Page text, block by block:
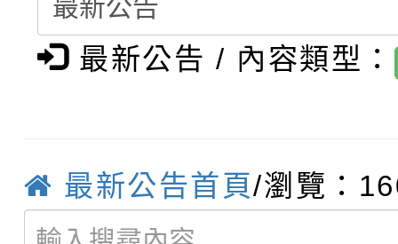
結果(第12招)
賽及師生本土語及新住
賽實施要點
轉知：「桃園市115學
比賽實施要點」
轉知：「115年金融知
城市手牽手，綠能透明
畫影片一案
轉知：「115學年度全
劇比賽實施要點」及修
轉知：桃園市115年度
最新公告 / 內容類型：
最新公告首頁/瀏覽：